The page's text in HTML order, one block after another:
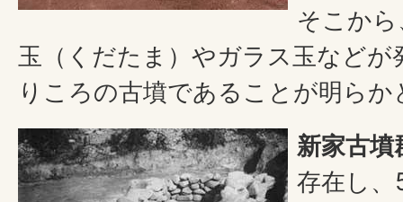
そこか
玉（くだたま）やガラス玉など
りころの古墳であることが明ら
新家古墳
存在し